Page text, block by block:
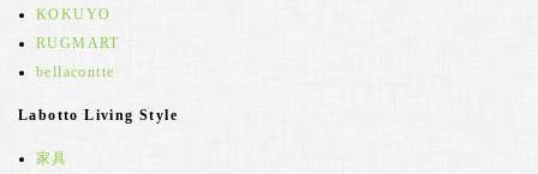
KOKUYO
RUGMART
bellacontte
Labotto Living Style
家具